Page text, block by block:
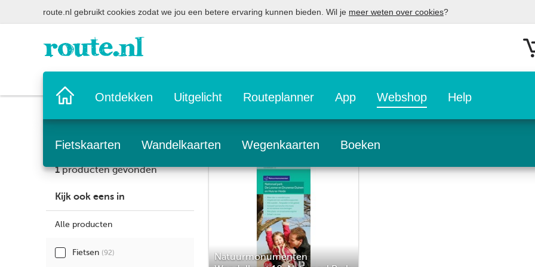
route.nl gebruikt cookies zodat we jou een betere ervaring kunnen bieden. Wil je meer weten over cookies?
Home
paginaOntdekken Uitgelicht Routeplanner App Webshop Help
Fietskaarten Wandelkaarten Wegenkaarten Boeken
1producten gevonden
Kijk ook eens in
Alle producten
Fietsen (92)
Natuurmonumenten